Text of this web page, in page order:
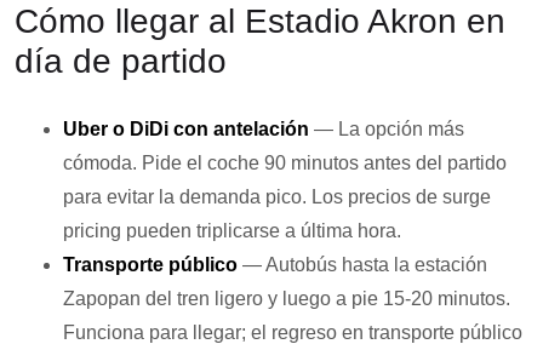
Cómo llegar al Estadio Akron en
día de partido
Uber o DiDi con antelación — La opción más
cómoda. Pide el coche 90 minutos antes del partido
para evitar la demanda pico. Los precios de surge
pricing pueden triplicarse a última hora.
Transporte público — Autobús hasta la estación
Zapopan del tren ligero y luego a pie 15-20 minutos.
Funciona para llegar; el regreso en transporte público